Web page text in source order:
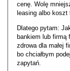
cenę. Wolę
leasing albo koszt
Dlatego pytam:
bankiem lub
zdrowa dla małej
bo chciałbym
zapytań.